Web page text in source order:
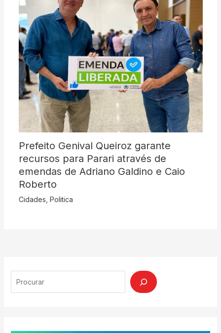
Prefeito Genival Queiroz garante
recursos para Parari através de
emendas de Adriano Galdino e Caio
Roberto
Cidades Politica